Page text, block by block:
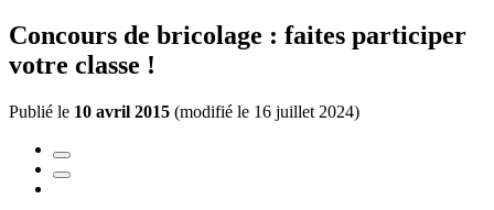
Concours de bricolage : faites participer
votre classe !
Publié le 10 avril 2015 (modifié le 16 juillet 2024)